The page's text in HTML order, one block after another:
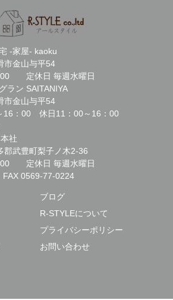
-家屋- kaoku
市金山与平54
00 定休日 毎週水曜日
ラン SAITANIYA
市金山与平54
16：00 休日11：00～16：00
社
郡武豊町梨子ノ木2-36
00 定休日 毎週水曜日
FAX 0569-77-0224
ブログ
R-STYLEについて
プライバシーポリシー
お問い合わせ